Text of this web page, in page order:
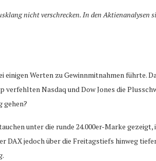
nicht verschrecken. In den Aktienanalysen
Werten zu Gewinnmitnahmen führte.
Nasdaq und Dow Jones die
gehen?
unter die runde 24.000er-Marke gezeigt,
DAX jedoch über die Freitagstiefs hinweg